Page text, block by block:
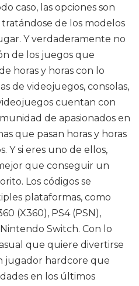
caso, las opciones son
de los modelos
Y verdaderamente no
de los juegos que
horas y horas con lo
de videojuegos, consolas,
cuentan con
de apasionados en
que pasan horas y horas
Y si eres uno de ellos,
que conseguir un
Los códigos se
plataformas, como
(X360), PS4 (PSN),
Switch. Con lo
que quiere divertirse
jugador hardcore que
en los últimos